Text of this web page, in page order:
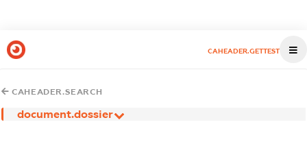
CAHEADER.GETTEST
CAHEADER.SEARCH
document.dossier